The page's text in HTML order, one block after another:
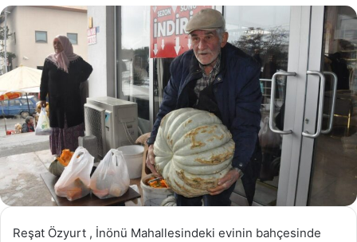
göndermek
Reşat Özyurt , İnönü Mahallesindeki evinin bahçesinde